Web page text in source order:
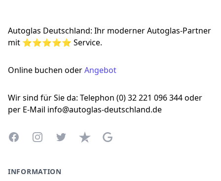
Autoglas Deutschland: Ihr moderner Autoglas-Partner
mit ⭐⭐⭐⭐⭐ Service.
Online buchen oderAngebot
Wir sind für Sie da: Telephon (0) 32 221 096 344 oder
per E-Mail info@autoglas-deutschland.de
FacebookInstagramTwitterTrustpilotGoogle Business Profile
INFORMATION